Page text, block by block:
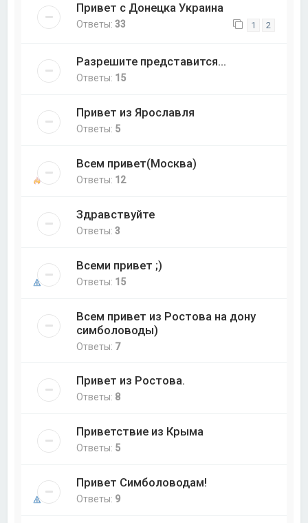
Привет с Донецка Украина
Ответы:33 1 2
Разрешите представится...
Ответы: 15
Привет из Ярославля
Ответы: 5
Всем привет(Москва)
Ответы: 12
Здравствуйте
Ответы:3
Всеми привет ;)
Ответы: 15
Всем привет из Ростова на дону
симболоводы)
Ответы: 7
Привет из Ростова.
Ответы: 8
Приветствие из Крыма
Ответы: 5
Привет Симболоводам!
Ответы: 9